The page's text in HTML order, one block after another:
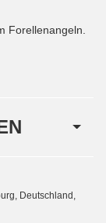
Forellenangeln.
Deutschland,